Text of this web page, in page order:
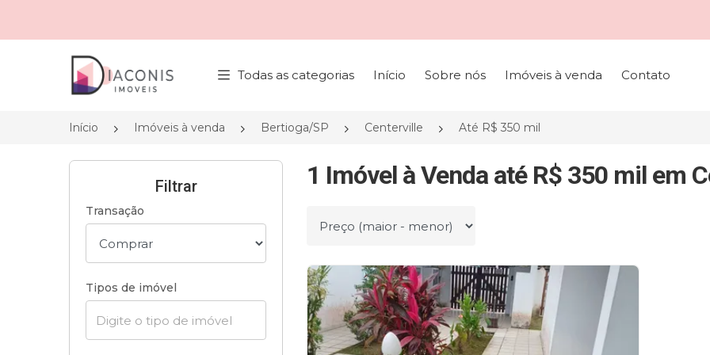
Página inicial
Todas as categorias Início Sobre nós Imóveis à venda Contato
Início Imóveis à venda Bertioga/SP Centerville Até R$ 350 mil
Filtrar
Transação
Tipos de imóvel
1 Imóvel à Venda até R$ 350 mil em
Ordenar por